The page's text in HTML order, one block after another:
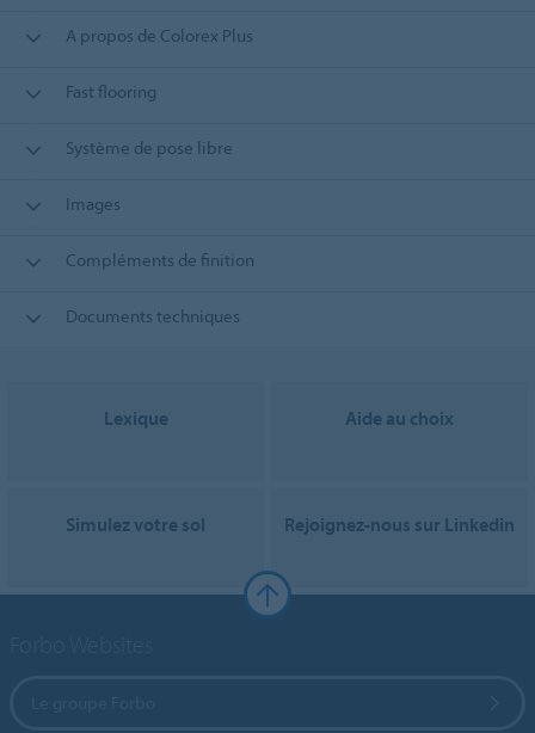
A propos de Colorex Plus
Fast flooring
Système de pose libre
Images
Compléments de finition
Documents techniques
Lexique Aide au choix
Simulez votre sol Rejoignez-nous sur Linkedin